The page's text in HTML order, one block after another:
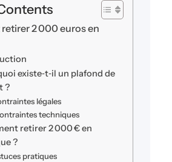
2 000 euros en
existe‑t‑il un plafond de
?
légales
techniques
retirer 2 000 € en
?
pratiques